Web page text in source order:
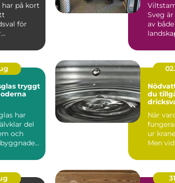
har på kort
för
Sveg
av både
och
tryggt
har
del
och
Nödvatten så
du
När
ur
Men